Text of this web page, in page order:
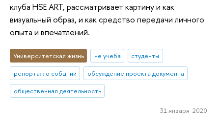
клуба HSE ART, рассматривает картину и как
визуальный образ, и как средство передачи личного
опыта и впечатлений.
Университетская жизнь не учеба
студенты
репортаж о событии
обсуждение проекта документа
общественная деятельность
31 января 2020